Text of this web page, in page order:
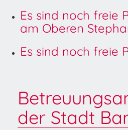
Es sind noch freie
am Oberen
Es sind noch freie
der Stadt